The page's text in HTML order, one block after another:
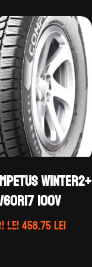
WINTER2+
100V
leiPrețul
458.75leiPrețul